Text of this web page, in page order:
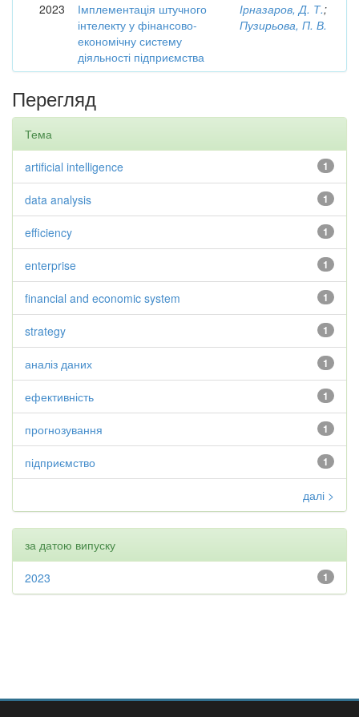
2023
Імплементація штучного
інтелекту у фінансово-
економічну систему
діяльності підприємства
Ірназаров, Д. Т.;
Пузирьова, П. В.
Перегляд
Тема
1
artificial intelligence
1
data analysis
1
efficiency
1
enterprise
1
financial and economic system
1
strategy
1
аналіз даних
1
ефективність
1
прогнозування
1
підприємство
далі >
за датою випуску
1
2023